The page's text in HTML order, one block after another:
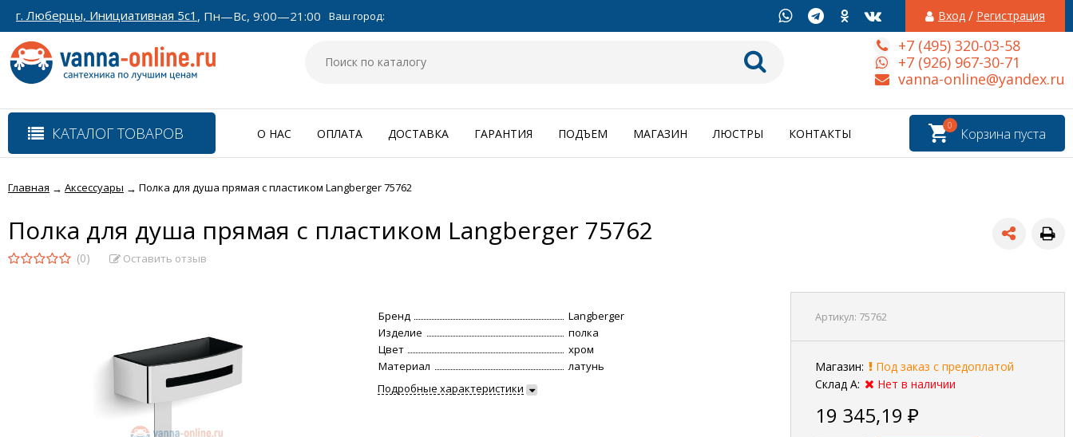
г. Люберцы, Инициативная 5с1 , Пн—Вс, 9:00—21:00 Ваш город: Вход / Регистрация
+7 (495) 320-03-58
+7 (926) 967-30-71
vanna-online@yandex.ru
КАТАЛОГ ТОВАРОВ Корзина пуста
0
О НАС ОПЛАТА ДОСТАВКА ГАРАНТИЯ ПОДЪЕМ МАГАЗИН ЛЮСТРЫ КОНТАКТЫ
Главная → Аксессуары → Полка для душа прямая с пластиком Langberger 75762
Полка для душа прямая с пластиком Langberger 75762
(0) Оставить отзыв
Артикул: 75762
Магазин:
Под заказ с предоплатой
Склад А:
Нет в наличии
19 345,19 ₽
Бренд
Langberger
Изделие
полка
Цвет
хром
Материал
латунь
Подробные характеристики